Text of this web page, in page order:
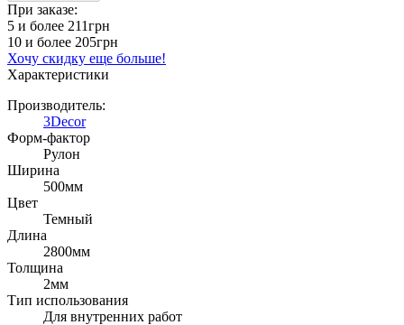
При заказе:
5 и более 211грн
10 и более 205грн
Хочу скидку еще больше!
Характеристики
Производитель:
3Decor
Форм-фактор
Рулон
Ширина
500мм
Цвет
Темный
Длина
2800мм
Толщина
2мм
Тип использования
Для внутренних работ